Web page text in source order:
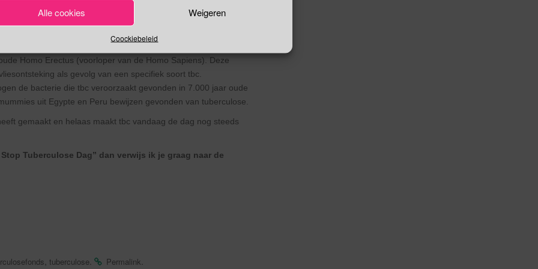
Alle cookies Weigeren
Coockiebeleid
een paar duizend jaar oud was maar in 2004 is een schedel
Homo Erectus (voorloper van de Homo Sapiens). Deze
als gevolg van een specifiek soort tbc.
de bacterie die tbc veroorzaakt gevonden in 7.000 jaar oude
uit Egypte en Peru bewijzen gevonden van tuberculose.
gemaakt en helaas maakt tbc vandaag de dag nog steeds
Tuberculose Dag” dan verwijs ik je graag naar de
, tuberculose. Permalink.